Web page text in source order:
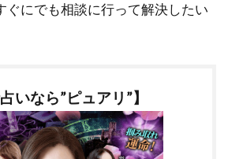
ぐにでも相談に行って解決したい
占いなら”ピュアリ”】